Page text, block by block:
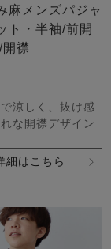
麻メンズパジャ
ト・半袖/前開
襟
涼しく、抜け感
な開襟デザイン
細はこちら